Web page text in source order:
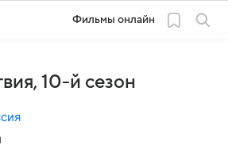
Фильмы онлайн
10-й сезон